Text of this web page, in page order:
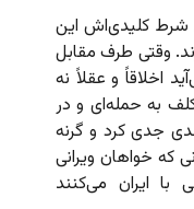
شرط کلیدی‌اش این
وقتی طرف مقابل
اخلاقاً و عقلاً نه
به حمله‌ای و در
جدی کرد و گرنه
که خواهان ویرانی
با ایران می‌کنند